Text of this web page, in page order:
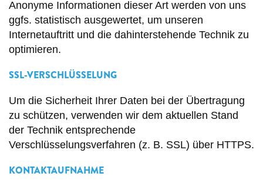
Anonyme Informationen dieser Art werden von uns
ggfs. statistisch ausgewertet, um unseren
Internetauftritt und die dahinterstehende Technik zu
optimieren.
SSL-VERSCHLÜSSELUNG
Um die Sicherheit Ihrer Daten bei der Übertragung
zu schützen, verwenden wir dem aktuellen Stand
der Technik entsprechende
Verschlüsselungsverfahren (z. B. SSL) über HTTPS.
KONTAKTAUFNAHME